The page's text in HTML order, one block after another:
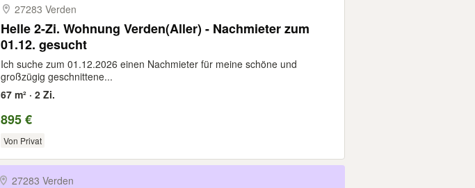
27283 Verden
Helle 2-Zi. Wohnung Verden(Aller) - Nachmieter zum
01.12. gesucht
Ich suche zum 01.12.2026 einen Nachmieter für meine schöne und
großzügig geschnittene...
67 m² · 2 Zi.
895 €
Von Privat
27283 Verden